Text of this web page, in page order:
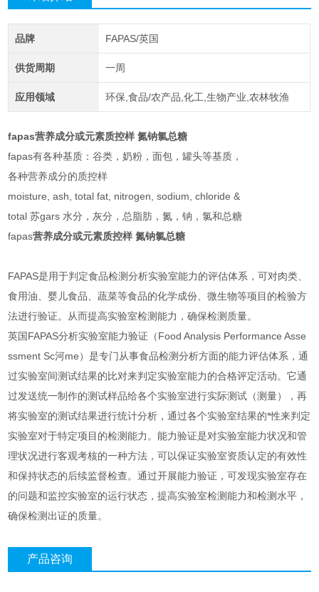
品牌 FAPAS/英国
供货周期 一周
应用领域 环保,食品/农产品,化工,生物产业,农林牧渔
fapas营养成分或元素质控样 氮钠氯总糖
fapas有各种基质：谷类，奶粉，面包，罐头等基质，
各种营养成分的质控样
moisture, ash, total fat, nitrogen, sodium, chloride &
total 苏gars 水分，灰分，总脂肪，氮，钠，氯和总糖
fapas营养成分或元素质控样 氮钠氯总糖
FAPAS是用于判定食品检测分析实验室能力的评估体系，可对肉类、
食用油、婴儿食品、蔬菜等食品的化学成份、微生物等项目的检验方
法进行验证。从而提高实验室检测能力，确保检测质量。
英国FAPAS分析实验室能力验证（Food Analysis Performance Asse
ssment Sc河me）是专门从事食品检测分析方面的能力评估体系，通
过实验室间测试结果的比对来判定实验室能力的合格评定活动。它通
过发送统一制作的测试样品给各个实验室进行实际测试（测量），再
将实验室的测试结果进行统计分析，通过各个实验室结果的*性来判定
实验室对于特定项目的检测能力。能力验证是对实验室能力状况和管
理状况进行客观考核的一种方法，可以保证实验室资质认定的有效性
和保持状态的后续监督检查。通过开展能力验证，可发现实验室存在
的问题和监控实验室的运行状态，提高实验室检测能力和检测水平，
确保检测出证的质量。
产品咨询